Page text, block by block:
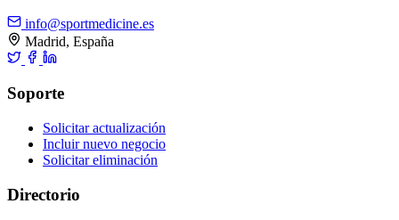
info@sportmedicine.es
Madrid, España
Soporte
Solicitar actualización
Incluir nuevo negocio
Solicitar eliminación
Directorio